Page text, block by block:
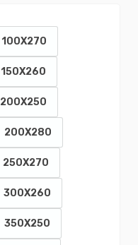
100X270
150X260
200X250
200X280
250X270
300X260
350X250